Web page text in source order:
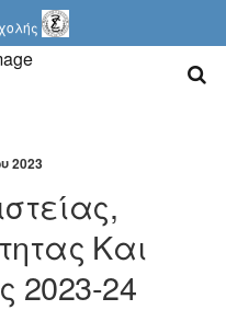
2023
Και
2023-24